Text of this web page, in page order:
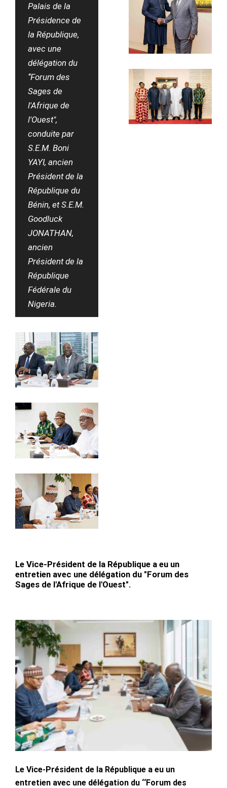
Palais de la
Présidence de
la République,
avec une
délégation du
‘‘Forum des
Sages de
l'Afrique de
l'Ouest",
conduite par
S.E.M. Boni
YAYI, ancien
Président de la
République du
Bénin, et S.E.M.
Goodluck
JONATHAN,
ancien
Président de la
République
Fédérale du
Nigeria.
Le Vice-Président de la République a eu un
entretien avec une délégation du "Forum des
Sages de l'Afrique de l'Ouest".
Le Vice-Président de la République a eu un
entretien avec une délégation du ‘‘Forum des